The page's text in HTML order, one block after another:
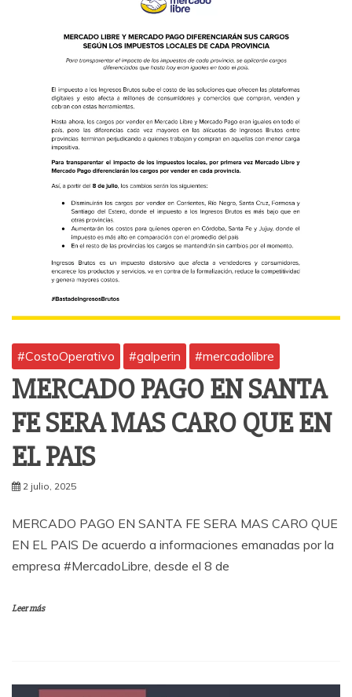
#CostoOperativo #galperin #mercadolibre
MERCADO PAGO EN SANTA
FE SERA MAS CARO QUE EN
EL PAIS
2 julio, 2025
MERCADO PAGO EN SANTA FE SERA MAS CARO QUE
EN EL PAIS De acuerdo a informaciones emanadas por la
empresa #MercadoLibre, desde el 8 de
Leer más